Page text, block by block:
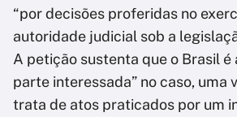
“por decisões proferidas no
autoridade judicial sob a
A petição sustenta que o Brasil é
parte interessada” no caso, uma
trata de atos praticados por um